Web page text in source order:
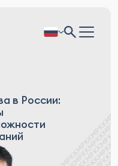
в России: